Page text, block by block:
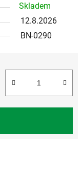
Skladem
12.8.2026
BN-0290